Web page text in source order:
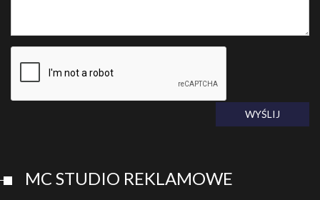
WYŚLIJ
MC STUDIO REKLAMOWE